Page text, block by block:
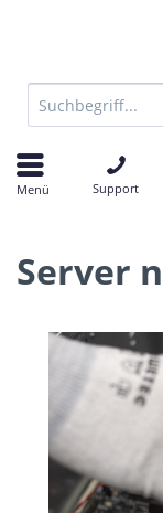
Menü Support
Server